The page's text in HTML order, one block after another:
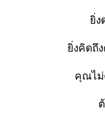
ยิ่ง
ยิ่งคิดถึ
คุณไม่